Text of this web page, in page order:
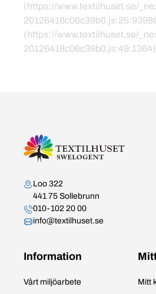
(https://www.textilhuset.se/
(https://www.textilhuset.se/
20126418c06c39b0.js:49:1364)
Kontakta oss
Loo 322
441 75 Sollebrunn
010-102 20 00
info@textilhuset.se
Information
Vårt miljöarbete
Mitt